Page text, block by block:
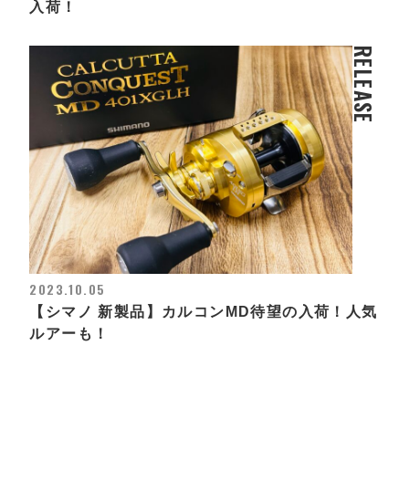
入荷！
RELEASE
2023.10.05
【シマノ 新製品】カルコンMD待望の入荷！人気
ルアーも！